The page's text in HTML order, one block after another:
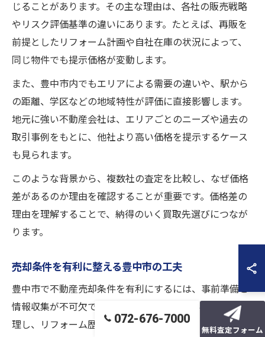
じることがあります。その主な理由は、各社の販売戦略
やリスク評価基準の違いにあります。たとえば、再販を
前提としたリフォーム計画や自社在庫の状況によって、
同じ物件でも提示価格が変動します。
また、豊中市内でもエリアによる需要の違いや、駅から
の距離、学区などの地域特性が評価に直接影響します。
地元に強い不動産会社は、エリアごとのニーズや過去の
取引事例をもとに、他社より高い価格を提示するケース
も見られます。
このような背景から、複数社の査定を比較し、なぜ価格
差があるのか理由を確認することが重要です。価格差の
理由を理解することで、納得のいく買取先選びにつなが
ります。
売却条件を有利に整える豊中市の工夫
豊中市で不動産売却条件を有利にするには、事前準備と
情報収集が不可欠です。まず、物件の魅力を客観的に整
理し、リフォーム歴や周辺環境の良さなど、買い手にと
072-676-7000
無料査定フォーム